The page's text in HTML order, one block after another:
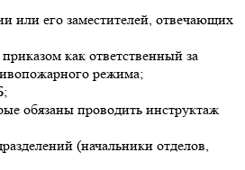
или его заместителей, отвечающих
как ответственный за
режима;
обязаны проводить инструктаж
(начальники отделов,